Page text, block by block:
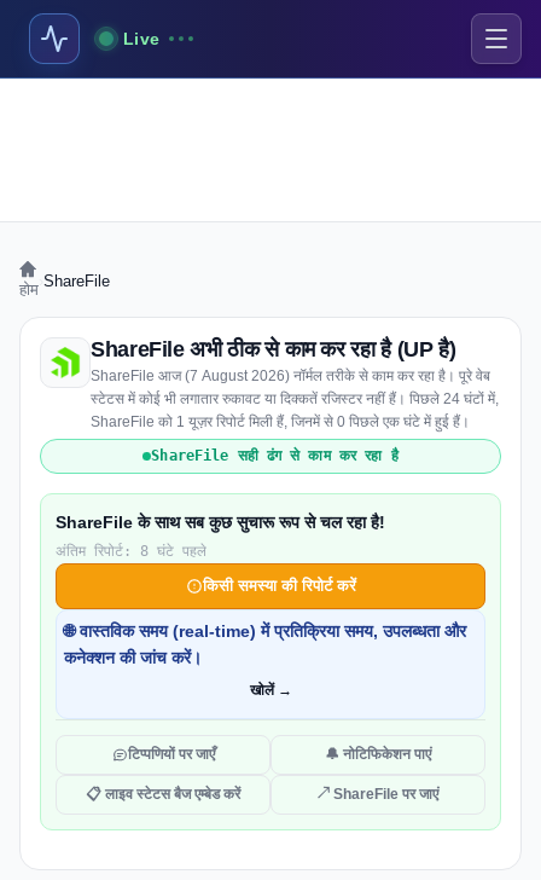
Live
होम ShareFile
ShareFile अभी ठीक से काम कर रहा है (UP है)
ShareFile आज (7 August 2026) नॉर्मल तरीके से काम कर रहा है। पूरे वेब
स्टेटस में कोई भी लगातार रुकावट या दिक्कतें रजिस्टर नहीं हैं। पिछले 24 घंटों में,
ShareFile को 1 यूज़र रिपोर्ट मिली हैं, जिनमें से 0 पिछले एक घंटे में हुई हैं।
ShareFile सही ढंग से काम कर रहा है
ShareFile के साथ सब कुछ सुचारू रूप से चल रहा है!
अंतिम रिपोर्ट: 8 घंटे पहले
किसी समस्या की रिपोर्ट करें
🌐 वास्तविक समय (real-time) में प्रतिक्रिया समय, उपलब्धता और
कनेक्शन की जांच करें।
खोलें →
टिप्पणियों पर जाएँ 🔔 नोटिफिकेशन पाएं
📋 लाइव स्टेटस बैज एम्बेड करें ↗ ShareFile पर जाएं